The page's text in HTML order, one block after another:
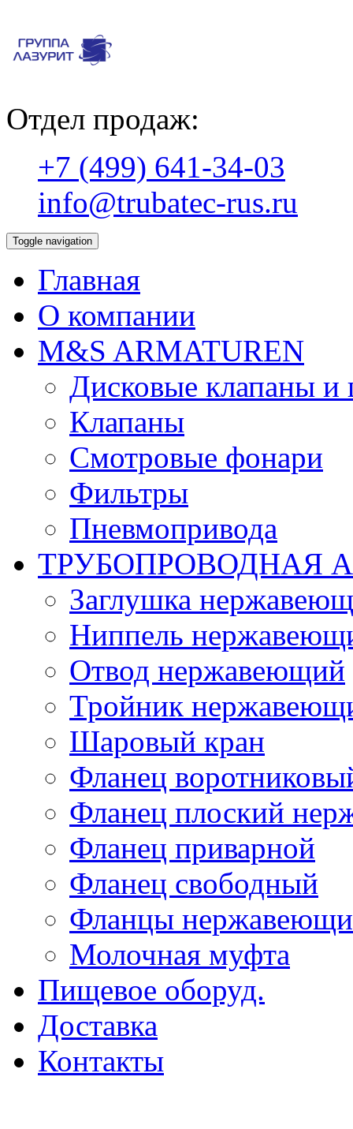
Отдел продаж:
+7 (499) 641-34-03
info@trubatec-rus.ru
Toggle navigation
Главная
О компании
М&S ARMATUREN
Дисковые клапаны
Клапаны
Смотровые фонари
Фильтры
Пневмопривода
ТРУБОПРОВОДНАЯ
Заглушка
Ниппель
Отвод нержавеющий
Тройник
Шаровый кран
Фланец
Фланец плоский
Фланец приварной
Фланец свободный
Фланцы
Молочная муфта
Пищевое оборуд.
Доставка
Контакты